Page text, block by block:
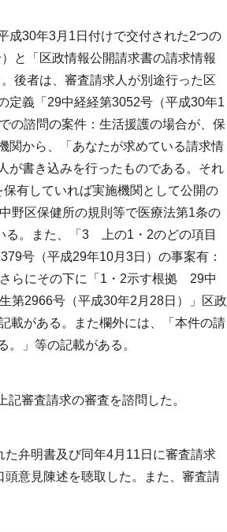
成30年3月1日付けで交付された2つの
と「区政情報公開請求書の請求情報
後者は、審査請求人が別途行った区
定義「29中経経第3052号（平成30年1
の諮問の案件：生活援護の場合が、保
関から、「あなたが求めている請求情
が書き込みを行ったものである。それ
有していれば実施機関として公開の
野区保健所の規則等で医療法第1条の
る。また、「3 上の1・2のどの項目
号（平成29年10月3日）の事案有：
らにその下に「1・2示す根拠 29中
第2966号（平成30年2月28日）」区政
載がある。また欄外には、「本件の請
」等の記載がある。
審査請求の審査を諮問した。
弁明書及び同年4月11日に審査請求
意見陳述を聴取した。また、審査請